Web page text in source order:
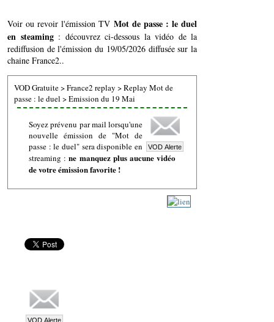
Voir ou revoir l'émission TV Mot de passe : le duel
en steaming: découvrez ci-dessous la vidéo de la
rediffusion de l'émission du 19/05/2026 diffusée sur la
chaine France2..
VOD Gratuite>France2 replay >Replay Mot de
passe : le duel >Emission du 19 Mai
Soyez prévenu par mail lorsqu'une
nouvelle émission de "Mot de
passe : le duel" sera disponible en
streaming :ne manquez plus aucune vidéo
de votre émission favorite !